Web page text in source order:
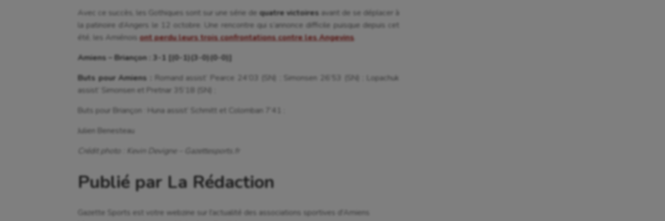
Avec ce succès, les Gothiques sont sur une série de quatre victoires avant de se déplacer à
la patinoire d’Angers le 12 octobre. Une rencontre qui s’annonce difficile puisque depuis cet
été, les Amiénois ont perdu leurstrois confrontations contre les Angevins
Amiens – Briançon : 3-1 [(0-1)(3-0)(0-0)]
Buts pour Amiens :
Romand assist’ Pearce 24’03 (SN) ; Simonsen 26’53 (SN) ; Lopachuk
assist’ Simonsen et Pretnar 35’18 (SN) ;
Buts pour Briançon : Huna assist’ Schmitt et Colomban 7’41 ;
Julien Benesteau
Crédit photo : Kevin Devigne – Gazettesports.fr
Publié par La Rédaction
Gazette Sports est votre webzine sur l'actualité des associations sportives d'Amiens